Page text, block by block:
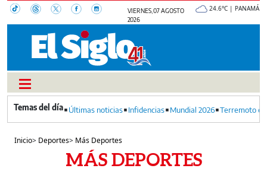
VIERNES, 07 AGOSTO
2026
24.6°C | PANAMÁ
Últimas noticias Infidencias Mundial 2026 Terremoto
Inicio> Deportes> Más Deportes
MÁS DEPORTES